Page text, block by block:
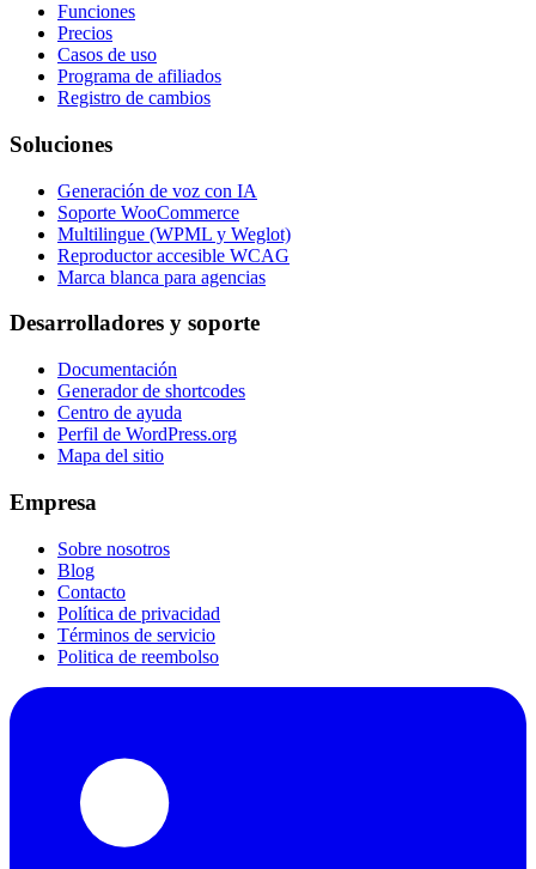
Funciones
Precios
Casos de uso
Programa de afiliados
Registro de cambios
Soluciones
Generación de voz con IA
Soporte WooCommerce
Multilingue (WPML y Weglot)
Reproductor accesible WCAG
Marca blanca para agencias
Desarrolladores y soporte
Documentación
Generador de shortcodes
Centro de ayuda
Perfil de WordPress.org
Mapa del sitio
Empresa
Sobre nosotros
Blog
Contacto
Política de privacidad
Términos de servicio
Politica de reembolso